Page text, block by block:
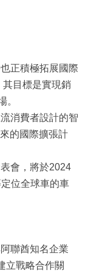
正積極拓展國際
目標是實現銷
。
消費者設計的智
的國際擴張計
會，將於2024
位全球車的車
聯酋知名企業
立戰略合作關